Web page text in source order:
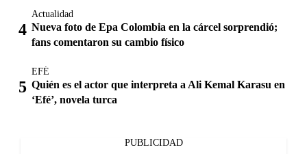
Actualidad
Nueva foto de Epa Colombia en la cárcel sorprendió;
fans comentaron su cambio físico
EFÉ
Quién es el actor que interpreta a Ali Kemal Karasu en
‘Efé’, novela turca
PUBLICIDAD